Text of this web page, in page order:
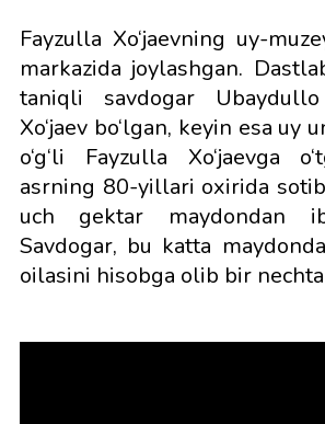
Fayzulla Xo‘jaevning uy-
markazida joylashgan.
taniqli savdogar
Xo‘jaev bo‘lgan, keyin esa uy
o‘g‘li Fayzulla Xo‘jaevga
asrning 80-yillari oxirida
uch gektar maydondan
Savdogar, bu katta
oilasini hisobga olib bir